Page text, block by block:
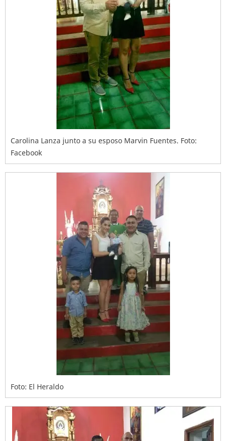
Carolina Lanza junto a su esposo Marvin Fuentes. Foto:
Facebook
Foto: El Heraldo